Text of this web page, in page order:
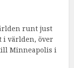
runt just
i världen, över
Minneapolis i